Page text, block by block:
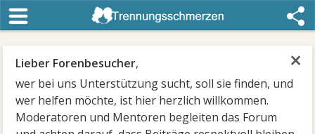
×
Lieber Forenbesucher,
wer bei uns Unterstützung sucht, soll sie finden, und
wer helfen möchte, ist hier herzlich willkommen.
Moderatoren und Mentoren begleiten das Forum